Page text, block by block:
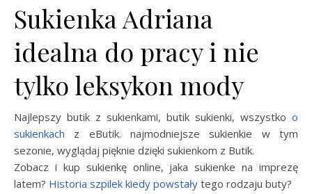
Sukienka Adriana
idealna do pracy i nie
tylko leksykon mody
Najlepszy butik z sukienkami, butik sukienki, wszystko o
sukienkach z eButik. najmodniejsze sukienkie w tym
sezonie, wyglądaj pięknie dzięki sukienkom z Butik.
Zobacz i kup sukienkę online, jaka sukienke na imprezę
latem? Historia szpilek kiedy powstały tego rodzaju buty?